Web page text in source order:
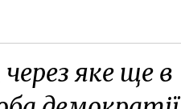
яке ще в